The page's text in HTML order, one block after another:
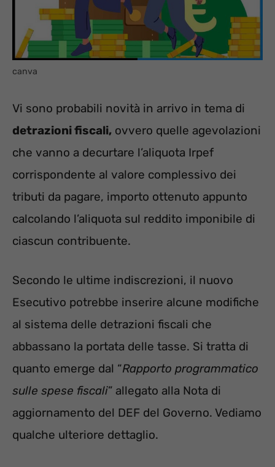
canva
Vi sono probabili novità in arrivo in tema di
detrazioni fiscali, ovvero quelle agevolazioni
che vanno a decurtare l’aliquota Irpef
corrispondente al valore complessivo dei
tributi da pagare, importo ottenuto appunto
calcolando l’aliquota sul reddito imponibile di
ciascun contribuente.
Secondo le ultime indiscrezioni, il nuovo
Esecutivo potrebbe inserire alcune modifiche
al sistema delle detrazioni fiscali che
abbassano la portata delle tasse. Si tratta di
quanto emerge dal “Rapporto programmatico
sulle spese fiscali” allegato alla Nota di
aggiornamento del DEF del Governo. Vediamo
qualche ulteriore dettaglio.